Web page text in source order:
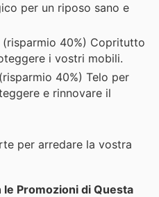
per un riposo sano e
40%) Copritutto
i vostri mobili.
40%) Telo per
e rinnovare il
per arredare la vostra
Promozioni di Questa